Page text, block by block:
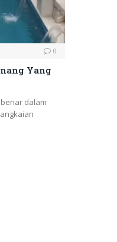
0
Yang
dalam